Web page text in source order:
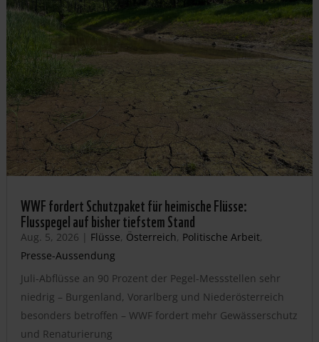
WWF fordert Schutzpaket für heimische Flüsse:
Flusspegel auf bisher tiefstem Stand
Aug. 5, 2026 | Flüsse, Österreich, Politische Arbeit,
Presse-Aussendung
Juli-Abflüsse an 90 Prozent der Pegel-Messstellen sehr
niedrig – Burgenland, Vorarlberg und Niederösterreich
besonders betroffen – WWF fordert mehr Gewässerschutz
und Renaturierung